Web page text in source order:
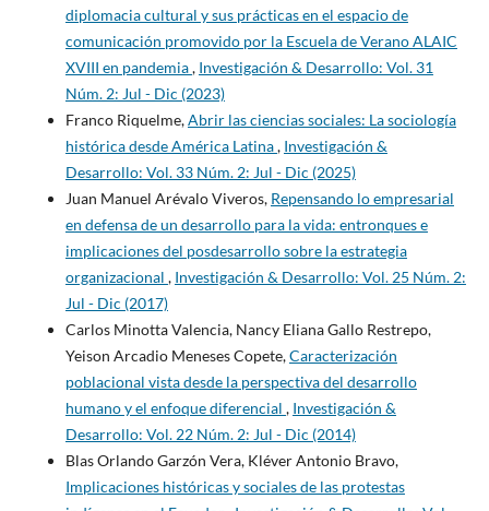
diplomacia cultural y sus prácticas en el espacio de
comunicación promovido por la Escuela de Verano ALAIC
XVIII en pandemia, Investigación & Desarrollo: Vol. 31
Núm. 2: Jul - Dic (2023)
Franco Riquelme,Abrir las ciencias sociales: La sociología
histórica desde América Latina, Investigación &
Desarrollo: Vol. 33 Núm. 2: Jul - Dic (2025)
Juan Manuel Arévalo Viveros, Repensando lo empresarial
en defensa de un desarrollo para la vida: entronques e
implicaciones del posdesarrollo sobre la estrategia
organizacional , Investigación & Desarrollo: Vol. 25 Núm. 2:
Jul - Dic (2017)
Carlos Minotta Valencia, Nancy Eliana Gallo Restrepo,
Yeison Arcadio Meneses Copete,Caracterización
poblacional vista desde la perspectiva del desarrollo
humano y el enfoque diferencial , Investigación &
Desarrollo: Vol. 22 Núm. 2: Jul - Dic (2014)
Blas Orlando Garzón Vera, Kléver Antonio Bravo,
Implicaciones históricas y sociales de las protestas